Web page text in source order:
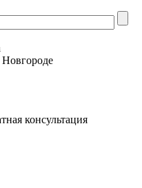
консультация